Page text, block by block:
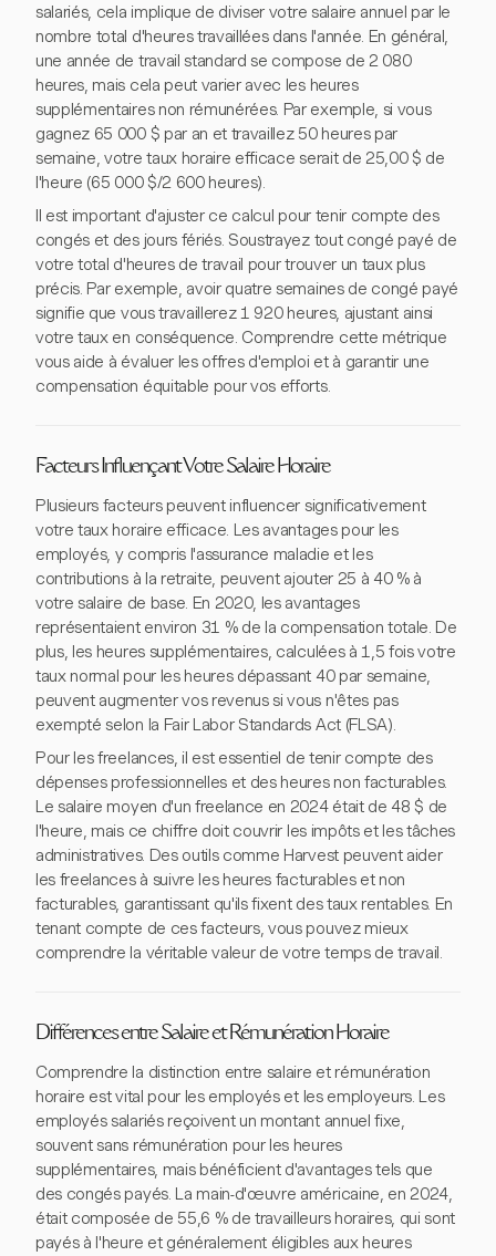
salariés, cela implique de diviser votre salaire annuel par le
nombre total d'heures travaillées dans l'année. En général,
une année de travail standard se compose de 2 080
heures, mais cela peut varier avec les heures
supplémentaires non rémunérées. Par exemple, si vous
gagnez 65 000 $ par an et travaillez 50 heures par
semaine, votre taux horaire efficace serait de 25,00 $ de
l'heure (65 000 $/2 600 heures).
Il est important d'ajuster ce calcul pour tenir compte des
congés et des jours fériés. Soustrayez tout congé payé de
votre total d'heures de travail pour trouver un taux plus
précis. Par exemple, avoir quatre semaines de congé payé
signifie que vous travaillerez 1 920 heures, ajustant ainsi
votre taux en conséquence. Comprendre cette métrique
vous aide à évaluer les offres d'emploi et à garantir une
compensation équitable pour vos efforts.
Facteurs Influençant Votre Salaire Horaire
Plusieurs facteurs peuvent influencer significativement
votre taux horaire efficace. Les avantages pour les
employés, y compris l'assurance maladie et les
contributions à la retraite, peuvent ajouter 25 à 40 % à
votre salaire de base. En 2020, les avantages
représentaient environ 31 % de la compensation totale. De
plus, les heures supplémentaires, calculées à 1,5 fois votre
taux normal pour les heures dépassant 40 par semaine,
peuvent augmenter vos revenus si vous n'êtes pas
exempté selon la Fair Labor Standards Act (FLSA).
Pour les freelances, il est essentiel de tenir compte des
dépenses professionnelles et des heures non facturables.
Le salaire moyen d'un freelance en 2024 était de 48 $ de
l'heure, mais ce chiffre doit couvrir les impôts et les tâches
administratives. Des outils comme Harvest peuvent aider
les freelances à suivre les heures facturables et non
facturables, garantissant qu'ils fixent des taux rentables. En
tenant compte de ces facteurs, vous pouvez mieux
comprendre la véritable valeur de votre temps de travail.
Différences entre Salaire et Rémunération Horaire
Comprendre la distinction entre salaire et rémunération
horaire est vital pour les employés et les employeurs. Les
employés salariés reçoivent un montant annuel fixe,
souvent sans rémunération pour les heures
supplémentaires, mais bénéficient d'avantages tels que
des congés payés. La main-d'œuvre américaine, en 2024,
était composée de 55,6 % de travailleurs horaires, qui sont
payés à l'heure et généralement éligibles aux heures